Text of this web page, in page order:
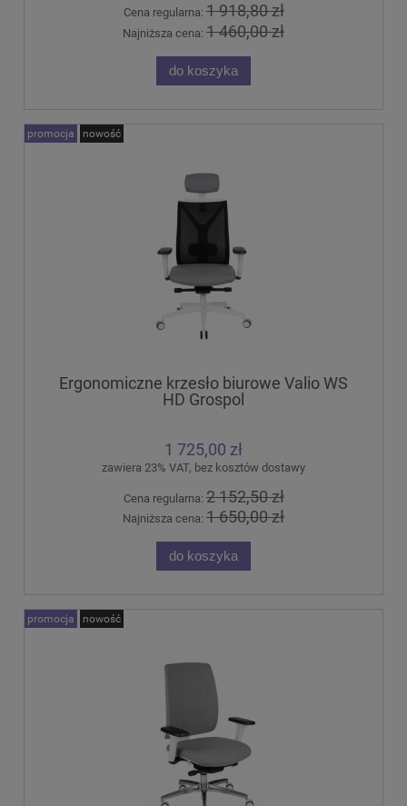
Cena regularna:1 918,80 zł
Najniższa cena: 1 460,00 zł
do koszyka
Ergonomiczne krzesło biurowe Valio WS
HD Grospol
1 725,00 zł
zawiera 23% VAT, bez kosztów dostawy
Cena regularna:2 152,50 zł
Najniższa cena: 1 650,00 zł
do koszyka
promocja nowość
promocja nowość